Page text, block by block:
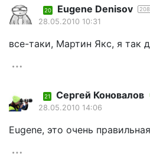
20 Eugene Denisov
28.05.2010 10:31
все-таки, Мартин Якс, я так
21 Сергей Коновалов
28.05.2010 14:06
Eugene, это очень